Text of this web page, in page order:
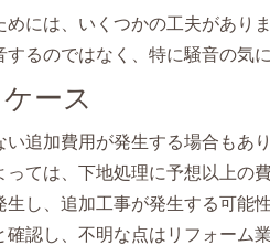
には、いくつかの工夫がありま
るのではなく、特に騒音の気
ース
追加費用が発生する場合もあり
ては、下地処理に予想以上の
し、追加工事が発生する可能
認し、不明な点はリフォーム